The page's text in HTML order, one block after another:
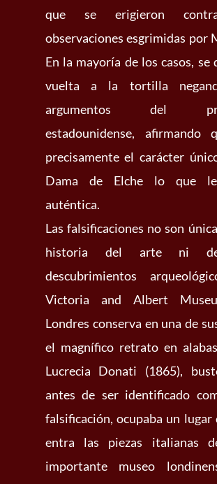
que se erigieron
observaciones esgrimidas por
En la mayoría de los casos, se
vuelta a la tortilla
argumentos del
estadounidense, afirmando
precisamente el carácter
Dama de Elche lo que
auténtica.
Las falsificaciones no son
historia del arte ni
descubrimientos
Victoria and Albert
Londres conserva en una de
el magnífico retrato en
Lucrecia Donati (1865),
antes de ser identificado
falsificación, ocupaba un lugar
entra las piezas italianas
importante museo